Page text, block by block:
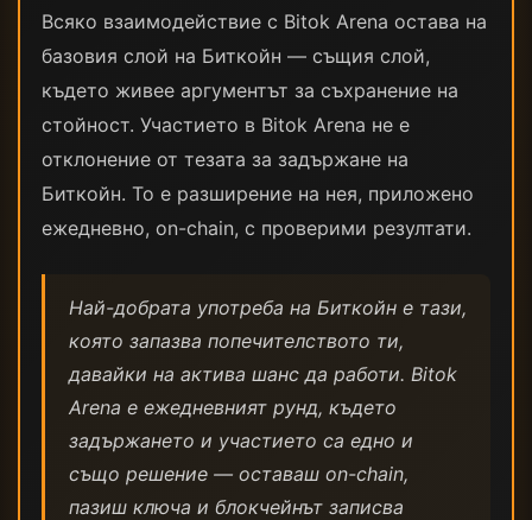
Всяко взаимодействие с Bitok Arena остава на
базовия слой на Биткойн — същия слой,
където живее аргументът за съхранение на
стойност. Участието в Bitok Arena не е
отклонение от тезата за задържане на
Биткойн. То е разширение на нея, приложено
ежедневно, on-chain, с проверими резултати.
Най-добрата употреба на Биткойн е тази,
която запазва попечителството ти,
давайки на актива шанс да работи. Bitok
Arena е ежедневният рунд, където
задържането и участието са едно и
също решение — оставаш on-chain,
пазиш ключа и блокчейнът записва